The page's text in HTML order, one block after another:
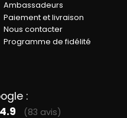
Ambassadeurs
Paiement et livraison
Nous contacter
Programme de fidélité
:
4.9 (83 avis)